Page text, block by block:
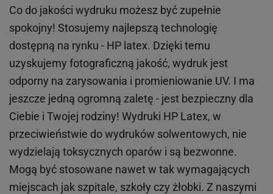
Co do jakości wydruku możesz być zupełnie
spokojny! Stosujemy najlepszą technologię
dostępną na rynku - HP latex. Dzięki temu
uzyskujemy fotograficzną jakość, wydruk jest
odporny na zarysowania i promieniowanie UV. I ma
jeszcze jedną ogromną zaletę - jest bezpieczny dla
Ciebie i Twojej rodziny! Wydruki HP Latex, w
przeciwieństwie do wydruków solwentowych, nie
wydzielają toksycznych oparów i są bezwonne.
Mogą być stosowane nawet w tak wymagających
miejscach jak szpitale, szkoły czy żłobki. Z naszymi